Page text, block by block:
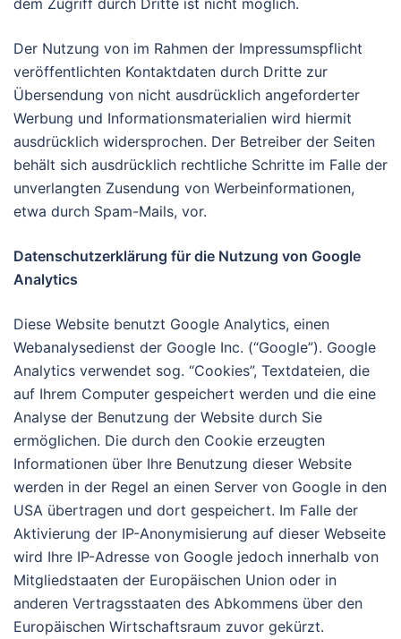
dem Zugriff durch Dritte ist nicht möglich.
Der Nutzung von im Rahmen der Impressumspflicht
veröffentlichten Kontaktdaten durch Dritte zur
Übersendung von nicht ausdrücklich angeforderter
Werbung und Informationsmaterialien wird hiermit
ausdrücklich widersprochen. Der Betreiber der Seiten
behält sich ausdrücklich rechtliche Schritte im Falle der
unverlangten Zusendung von Werbeinformationen,
etwa durch Spam-Mails, vor.
Datenschutzerklärung für die Nutzung von Google
Analytics
Diese Website benutzt Google Analytics, einen
Webanalysedienst der Google Inc. (“Google”). Google
Analytics verwendet sog. “Cookies”, Textdateien, die
auf Ihrem Computer gespeichert werden und die eine
Analyse der Benutzung der Website durch Sie
ermöglichen. Die durch den Cookie erzeugten
Informationen über Ihre Benutzung dieser Website
werden in der Regel an einen Server von Google in den
USA übertragen und dort gespeichert. Im Falle der
Aktivierung der IP-Anonymisierung auf dieser Webseite
wird Ihre IP-Adresse von Google jedoch innerhalb von
Mitgliedstaaten der Europäischen Union oder in
anderen Vertragsstaaten des Abkommens über den
Europäischen Wirtschaftsraum zuvor gekürzt.